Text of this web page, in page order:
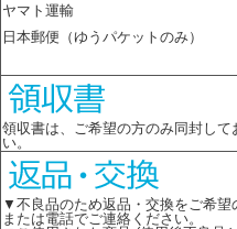
ヤマト運輸
日本郵便（ゆうパケットのみ）
領収書は、ご希望の方のみ同封し
い。
▼不良品のため返品・交換をご希
または電話でご連絡ください。